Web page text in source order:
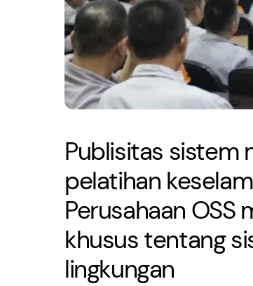
Publisitas sistem
pelatihan
Perusahaan
khusus tentang
lingkungan